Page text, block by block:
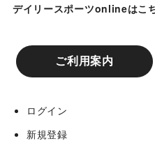
阪神タイガース スマホケース
デイリースポーツonlineはこ
ご利用案内
ログイン
新規登録